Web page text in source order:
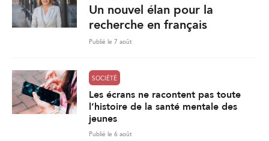
Un nouvel élan pour la
recherche en français
Publié le 7 août
SOCIÉTÉ
Les écrans ne racontent pas toute
l’histoire de la santé mentale des
jeunes
Publié le 6 août